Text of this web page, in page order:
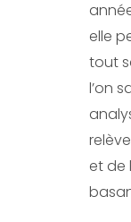
elle
tout
l’on
et de